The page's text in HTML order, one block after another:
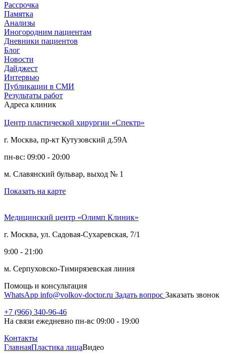
Рассрочка
Памятка
Анализы
Иногородним пациентам
Дневники пациентов
Блог
Новости
Дайджест
Интервью
Публикации в СМИ
Результаты работ
Адреса клиник
Центр пластической хирургии «Спектр»
г. Москва, пр-кт Кутузовский д.59А
пн-вс: 09:00 - 20:00
м. Славянский бульвар, выход № 1
Показать на карте
Медицинский центр «Олимп Клиник»
г. Москва, ул. Садовая-Сухаревская, 7/1
9:00 - 21:00
м. Серпуховско-Тимирязевская линия
Помощь и консультация
WhatsApp info@volkov-doctor.ru Задать вопрос Заказать звонок
+7 (966) 340-96-46
На связи ежедневно пн-вс 09:00 - 19:00
Контакты
ГлавнаяПластика лицаВидео